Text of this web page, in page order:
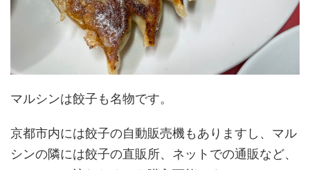
マルシンは餃子も名物です。
京都市内には餃子の自動販売機もありますし、マル
シンの隣には餃子の直販所、ネットでの通販など、